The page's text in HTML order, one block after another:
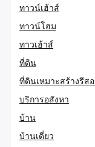
ทาวน์เฮ้าส์
ทาวน์โฮม
ทาวเฮ้าส์
ที่ดิน
ที่ดินเหมาะสร้างรีส
บริการอสังหา
บ้าน
บ้านเดี่ยว